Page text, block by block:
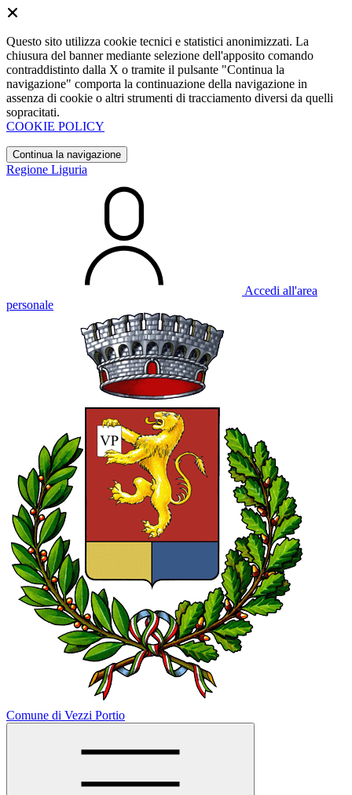
Questo sito utilizza cookie tecnici e statistici anonimizzati. La
chiusura del banner mediante selezione dell'apposito comando
contraddistinto dalla X o tramite il pulsante "Continua la
navigazione" comporta la continuazione della navigazione in
assenza di cookie o altri strumenti di tracciamento diversi da quelli
sopracitati.
COOKIE POLICY
Continua la navigazione
Regione Liguria
Accedi all'area
personale
Comune di Vezzi Portio